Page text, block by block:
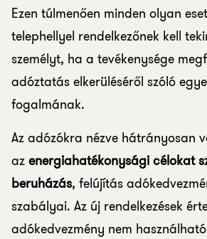
Ezen túlmenően minden olyan
telephellyel rendelkezőnek kell
személyt, ha a tevékenysége
adóztatás elkerüléséről szóló
fogalmának.
Az adózókra nézve hátrányosan
azenergiahatékonysági célokat
beruházás, felújítás
szabályai. Az új rendelkezések
adókedvezmény nem